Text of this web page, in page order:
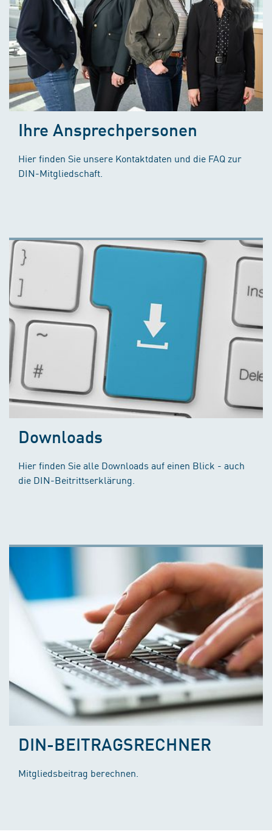
Ihre Ansprechpersonen
Hier finden Sie unsere Kontaktdaten und die FAQ zur
DIN-Mitgliedschaft.
Downloads
Hier finden Sie alle Downloads auf einen Blick - auch
die DIN-Beitrittserklärung.
DIN-BEITRAGSRECHNER
Mitgliedsbeitrag berechnen.